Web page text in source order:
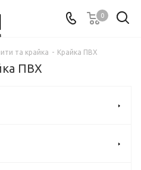
0
та крайка - Крайка ПВХ
ПВХ